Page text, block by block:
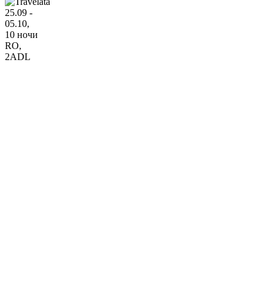
25.09 -
05.10,
10 ночи
RO,
2ADL